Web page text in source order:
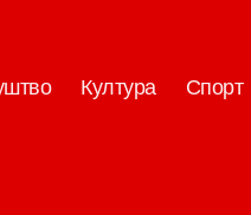
Култура Спорт